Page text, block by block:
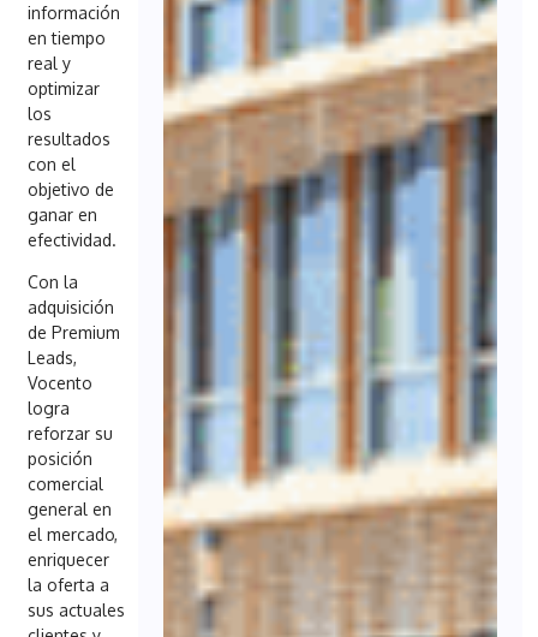
información
en tiempo
real y
optimizar
los
resultados
con el
objetivo de
ganar en
efectividad.
Con la
adquisición
de Premium
Leads,
Vocento
logra
reforzar su
posición
comercial
general en
el mercado,
enriquecer
la oferta a
sus actuales